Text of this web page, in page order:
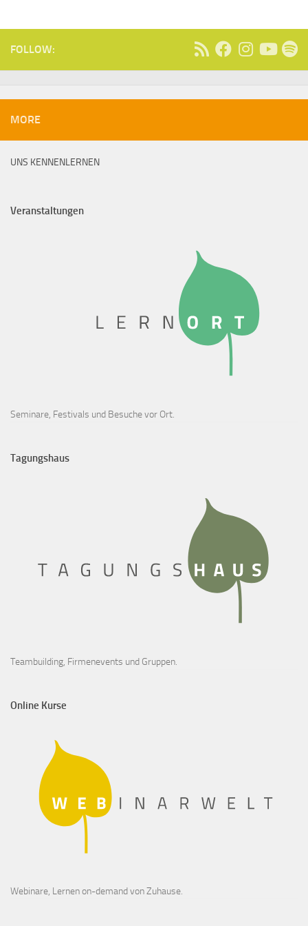
FOLLOW:
MORE
UNS KENNENLERNEN
Veranstaltungen
Seminare, Festivals und Besuche vor Ort.
Tagungshaus
Teambuilding, Firmenevents und Gruppen.
Online Kurse
Webinare, Lernen on-demand von Zuhause.